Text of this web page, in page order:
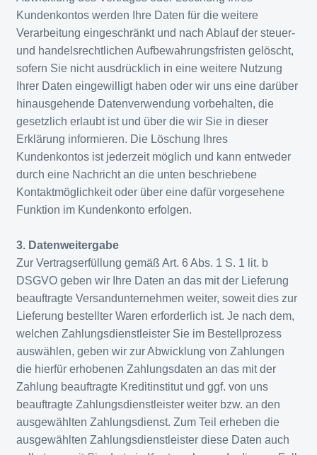
Kundenkontos werden Ihre Daten für die weitere
Verarbeitung eingeschränkt und nach Ablauf der steuer-
und handelsrechtlichen Aufbewahrungsfristen gelöscht,
sofern Sie nicht ausdrücklich in eine weitere Nutzung
Ihrer Daten eingewilligt haben oder wir uns eine darüber
hinausgehende Datenverwendung vorbehalten, die
gesetzlich erlaubt ist und über die wir Sie in dieser
Erklärung informieren. Die Löschung Ihres
Kundenkontos ist jederzeit möglich und kann entweder
durch eine Nachricht an die unten beschriebene
Kontaktmöglichkeit oder über eine dafür vorgesehene
Funktion im Kundenkonto erfolgen.
3. Datenweitergabe
Zur Vertragserfüllung gemäß Art. 6 Abs. 1 S. 1 lit. b
DSGVO geben wir Ihre Daten an das mit der Lieferung
beauftragte Versandunternehmen weiter, soweit dies zur
Lieferung bestellter Waren erforderlich ist. Je nach dem,
welchen Zahlungsdienstleister Sie im Bestellprozess
auswählen, geben wir zur Abwicklung von Zahlungen
die hierfür erhobenen Zahlungsdaten an das mit der
Zahlung beauftragte Kreditinstitut und ggf. von uns
beauftragte Zahlungsdienstleister weiter bzw. an den
ausgewählten Zahlungsdienst. Zum Teil erheben die
ausgewählten Zahlungsdienstleister diese Daten auch